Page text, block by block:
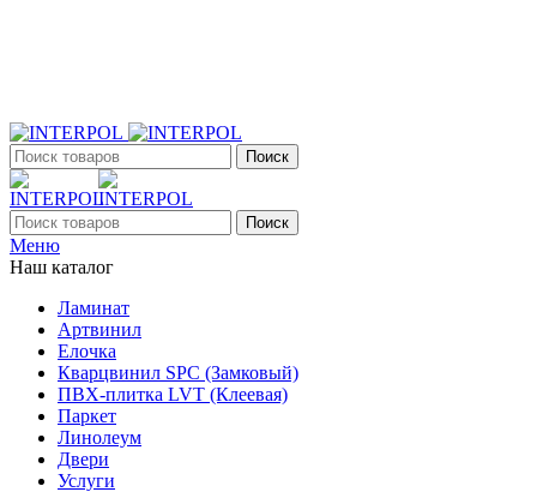
Поиск
Поиск
Меню
Наш каталог
Ламинат
Артвинил
Елочка
Кварцвинил SPC (Замковый)
ПВХ-плитка LVT (Клеевая)
Паркет
Линолеум
Двери
Услуги